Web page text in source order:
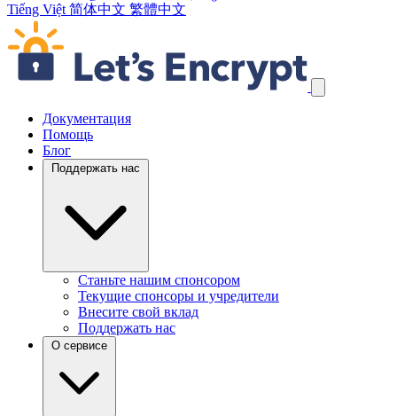
Tiếng Việt 简体中文 繁體中文
Пропустить навигационные ссылки
Документация
Помощь
Блог
Поддержать нас
Станьте нашим спонсором
Текущие спонсоры и учредители
Внесите свой вклад
Поддержать нас
О сервисе